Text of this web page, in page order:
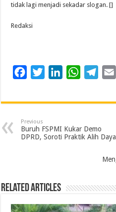
tidak lagi menjadi sekadar slogan. []
Redaksi
c
b
o
i
t
e
n
e
d
W
a
s
A
l
g
r
Previous
Buruh FSPMI Kukar Demo
DPRD, Soroti Praktik Alih Daya
Related Articles